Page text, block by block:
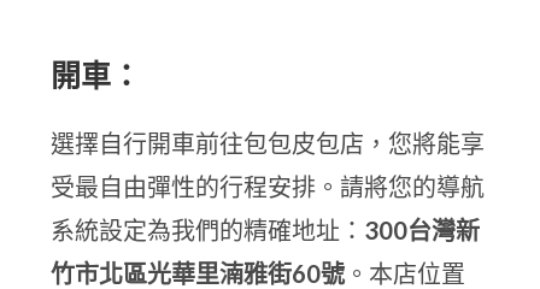
開車：
選擇自行開車前往包包皮包店，您將能享
受最自由彈性的行程安排。請將您的導航
系統設定為我們的精確地址： 300台灣新
竹市北區光華里湳雅街60號 。本店位置